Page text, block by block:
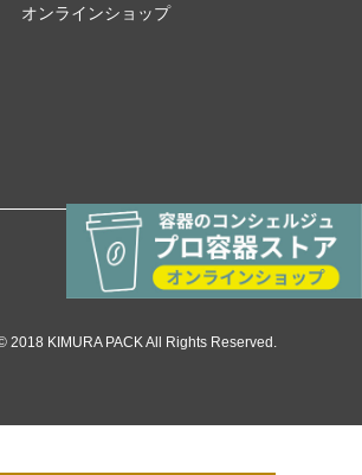
オンラインショップ
2018 KIMURA PACK All Rights Reserved.